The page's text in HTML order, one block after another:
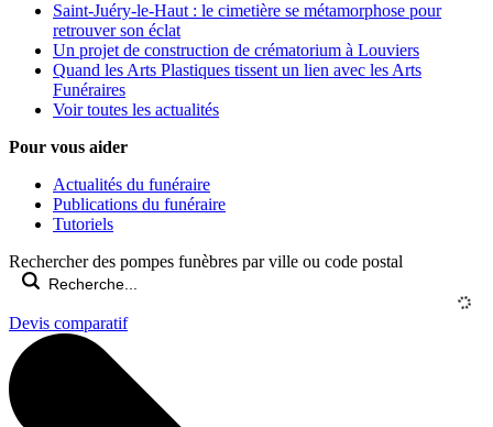
Saint-Juéry-le-Haut : le cimetière se métamorphose pour
retrouver son éclat
Un projet de construction de crématorium à Louviers
Quand les Arts Plastiques tissent un lien avec les Arts
Funéraires
Voir toutes les actualités
Pour vous aider
Actualités du funéraire
Publications du funéraire
Tutoriels
Rechercher des pompes funèbres par ville ou code postal
Devis comparatif